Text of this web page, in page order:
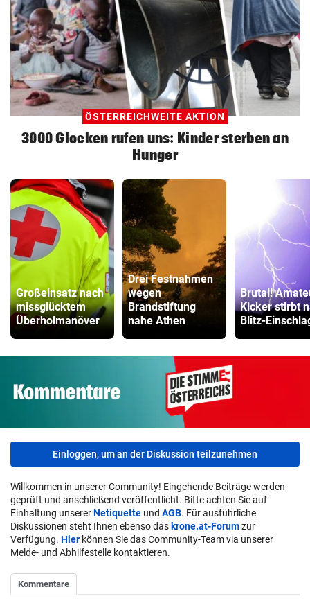
ÖSTERREICHWEITE AKTION
3000 Glocken rufen uns: Kinder sterben an
Hunger
Großeinsatz nach
missglücktem
Überholmanöver
Drei Festnahmen
wegen
Brandstiftung
nahe Athen
Brutal!
Kicker stirbt
Blitz-
Einloggen, um an der Diskussion teilzunehmen
Willkommen in unserer Community! Eingehende Beiträge werden
geprüft und anschließend veröffentlicht. Bitte achten Sie auf
Einhaltung unsererNetiquette und AGB. Für ausführliche
Diskussionen steht Ihnen ebenso das krone.at-Forumzur
Verfügung. Hier können Sie das Community-Team via unserer
Melde- und Abhilfestelle kontaktieren.